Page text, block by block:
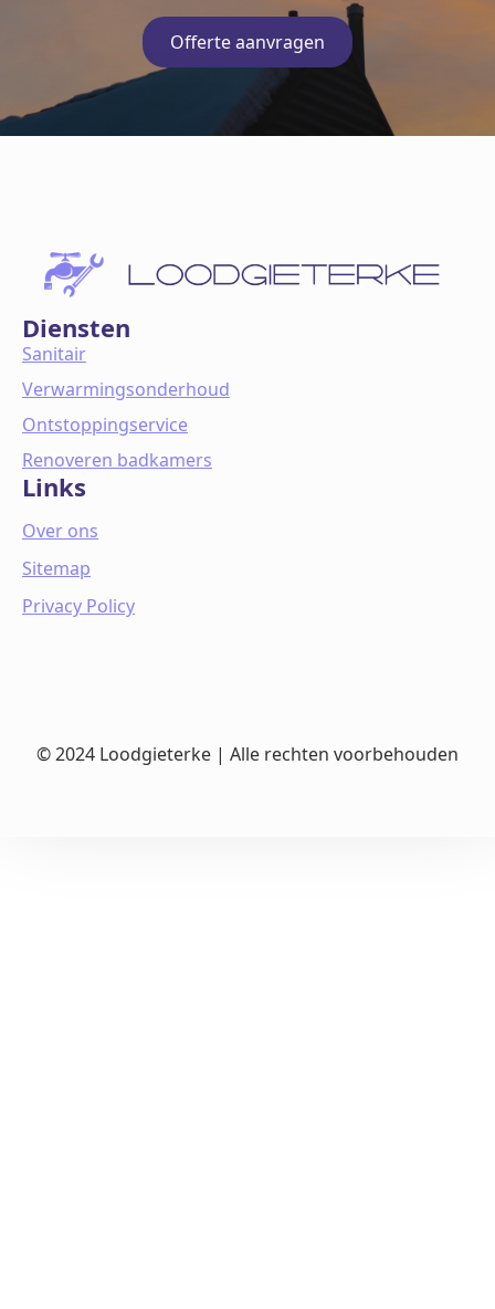
Offerte aanvragen
Diensten
Sanitair
Verwarmingsonderhoud
Ontstoppingservice
Renoveren badkamers
Links
Over ons
Sitemap
Privacy Policy
© 2024 Loodgieterke | Alle rechten voorbehouden